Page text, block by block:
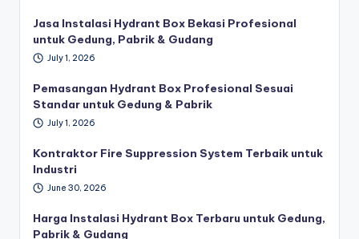
Jasa Instalasi Hydrant Box Bekasi Profesional
untuk Gedung, Pabrik & Gudang
July 1, 2026
Pemasangan Hydrant Box Profesional Sesuai
Standar untuk Gedung & Pabrik
July 1, 2026
Kontraktor Fire Suppression System Terbaik untuk
Industri
June 30, 2026
Harga Instalasi Hydrant Box Terbaru untuk Gedung,
Pabrik & Gudang